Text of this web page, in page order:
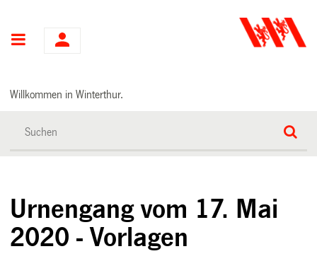
Hauptnavigation
Willkommen in Winterthur.
Urnengang vom 17. Mai
2020 - Vorlagen